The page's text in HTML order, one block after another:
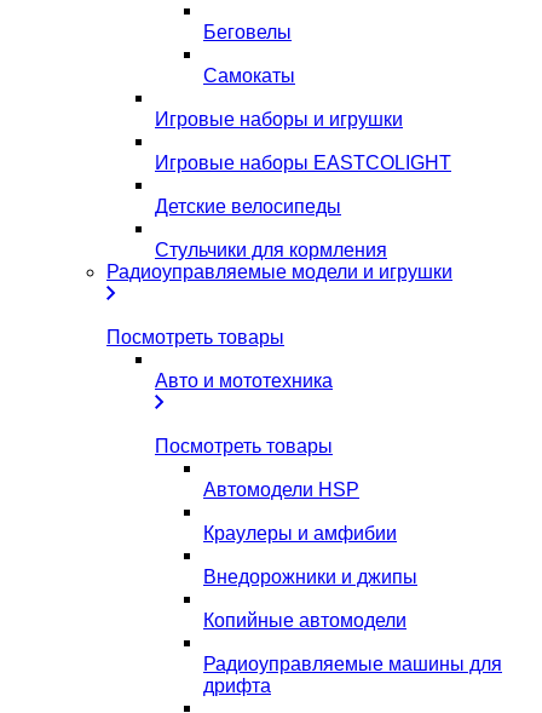
Беговелы
Самокаты
Игровые наборы и игрушки
Игровые наборы EASTCOLIGHT
Детские велосипеды
Стульчики для кормления
Радиоуправляемые модели и игрушки
Посмотреть товары
Авто и мототехника
Посмотреть товары
Автомодели HSP
Краулеры и амфибии
Внедорожники и джипы
Копийные автомодели
Радиоуправляемые машины для
дрифта